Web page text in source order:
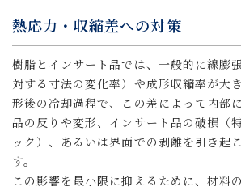
熱応力・収縮差への対策
樹脂とインサート品では、一般的に線膨
対する寸法の変化率）や成形収縮率が大
形後の冷却過程で、この差によって内部
品の反りや変形、インサート品の破損（
ック）、あるいは界面での剥離を引き起
す。
この影響を最小限に抑えるために、材料